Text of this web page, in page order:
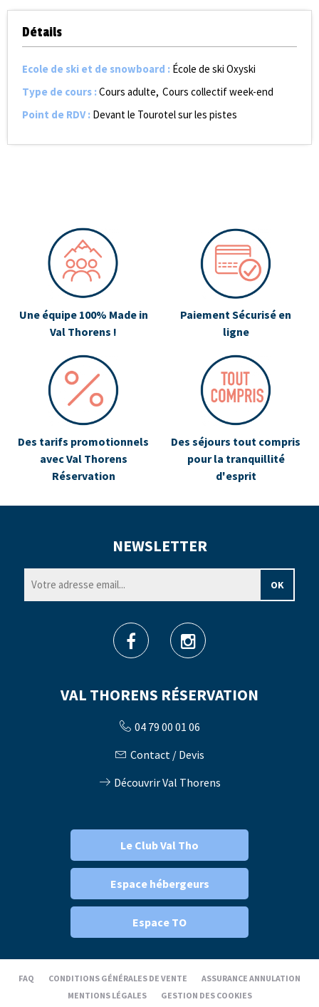
Détails
Ecole de ski et de snowboard : École de ski Oxyski
Type de cours :Cours adulte Cours collectif week-end
Point de RDV: Devant le Tourotel sur les pistes
Une équipe 100% Made in
Val Thorens !
Paiement Sécurisé en
ligne
Des tarifs promotionnels
avec Val Thorens
Réservation
Des séjours tout compris
pour la tranquillité
d'esprit
VAL THORENS RÉSERVATION
04 79 00 01 06
Contact / Devis
Découvrir Val Thorens
NEWSLETTER
Le Club Val Tho
Espace hébergeurs
Espace TO
FAQ CONDITIONS GÉNÉRALES DE VENTE
ASSURANCE ANNULATION
MENTIONS LÉGALES
GESTION DES COOKIES